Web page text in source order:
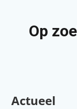
Op
Actueel